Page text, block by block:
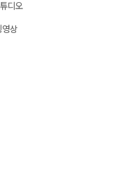
디오
영상